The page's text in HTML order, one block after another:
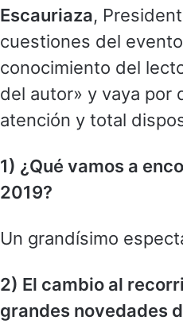
Escauriaza,
cuestiones del
conocimiento del
del autor» y vaya por
atención y total
1) ¿Qué vamos a
2019?
Un grandísimo
2) El cambio al
grandes novedades